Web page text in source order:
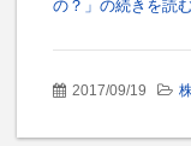
の？」の続きを読
2017/09/19